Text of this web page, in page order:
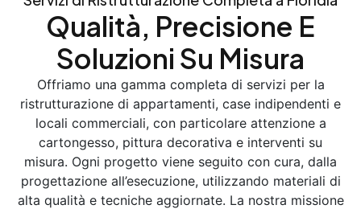
Qualità, Precisione E
Soluzioni Su Misura
Offriamo una gamma completa di servizi per la
ristrutturazione di appartamenti, case indipendenti e
locali commerciali, con particolare attenzione a
cartongesso, pittura decorativa e interventi su
misura. Ogni progetto viene seguito con cura, dalla
progettazione all’esecuzione, utilizzando materiali di
alta qualità e tecniche aggiornate. La nostra missione